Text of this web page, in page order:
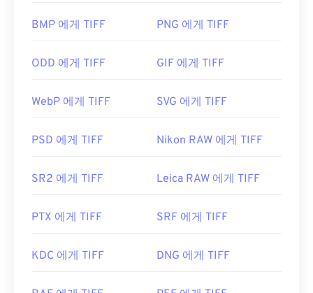
보세요. Android에서는
ComicScreen을, iOS에서는
을 추출한 후 다른 아카이브 파일 형식으로 다시 아카
CBR과 같은 다른 파일 형식으로 변환할 수 있습니다.
최초 출시: 1993년 3월
유용한 링크:
https://en.wikipedia.org/wiki/Comic_book_archive
TIFF 파일을 여는 데 가장 많이 사용되는 프로그램은
Preview입니다. 무료로 사용할 수 있는 독립 프로그
램으로는 XnView MP
가 있습니다. TIFF 파일을 여는
램을 사용할 수도 있습니다.
GIMP
), Adobe , ACDSee 와 같은 대체 프
로그램도 TIFF 파일을 열고 처리하는 데 유용합니다.
최초 출시: 1986년
BMP 에게 TIFF PNG 에게 TIFF
ODD 에게 TIFF GIF 에게 TIFF
WebP 에게 TIFF SVG 에게 TIFF
PSD 에게 TIFF Nikon RAW 에게 TIFF
SR2 에게 TIFF Leica RAW 에게 TIFF
PTX 에게 TIFF SRF 에게 TIFF
KDC 에게 TIFF DNG 에게 TIFF